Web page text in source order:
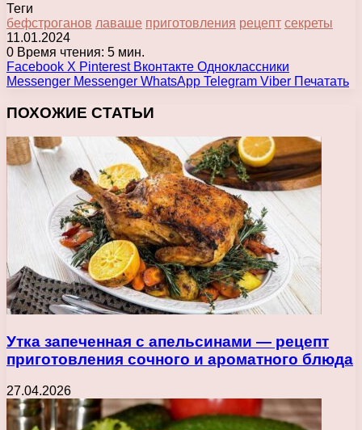
Теги
бефстроганов лаваше приготовления рецепт секреты
11.01.2024
0 Время чтения: 5 мин.
Facebook X Pinterest Вконтакте Одноклассники
Messenger Messenger WhatsApp Telegram Viber Печатать
ПОХОЖИЕ СТАТЬИ
Утка запеченная с апельсинами — рецепт
приготовления сочного и ароматного блюда
27.04.2026